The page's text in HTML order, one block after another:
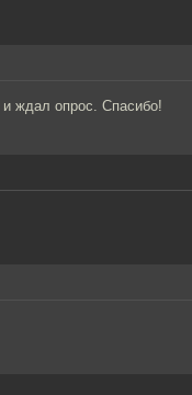
ждал опрос. Спасибо!